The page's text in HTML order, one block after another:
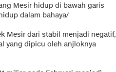
Mesir hidup di bawah garis
dalam bahaya/
Mesir dari stabil menjadi negatif,
yang dipicu oleh anjloknya